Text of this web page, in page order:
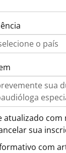
atualizado com
sua
com